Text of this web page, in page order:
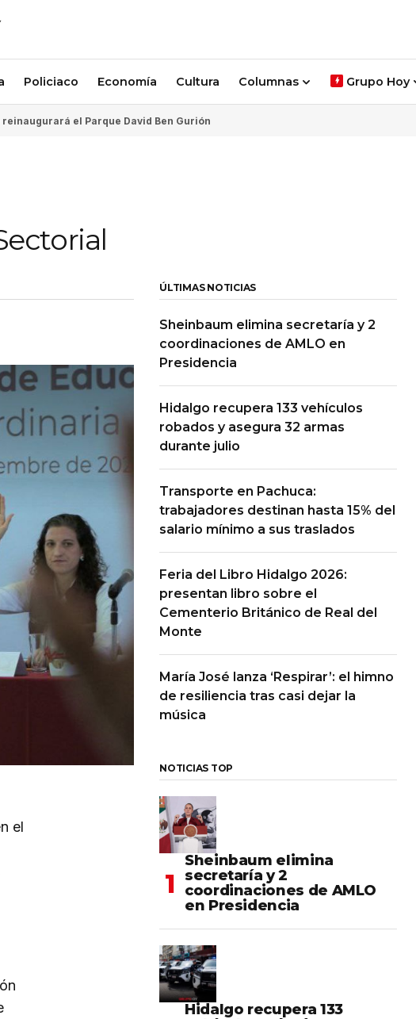
Policiaco Economía Cultura Columnas Grupo Hoy
el Parque David Ben Gurión
el
ÚLTIMAS NOTICIAS
Sheinbaum elimina secretaría y 2
coordinaciones de AMLO en
Presidencia
Hidalgo recupera 133 vehículos
robados y asegura 32 armas
durante julio
Transporte en Pachuca:
trabajadores destinan hasta 15% del
salario mínimo a sus traslados
Feria del Libro Hidalgo 2026:
presentan libro sobre el
Cementerio Británico de Real del
Monte
María José lanza ‘Respirar’: el himno
de resiliencia tras casi dejar la
música
NOTICIAS TOP
Sheinbaum elimina
secretaría y 2
coordinaciones de AMLO
en Presidencia
Hidalgo recupera 133